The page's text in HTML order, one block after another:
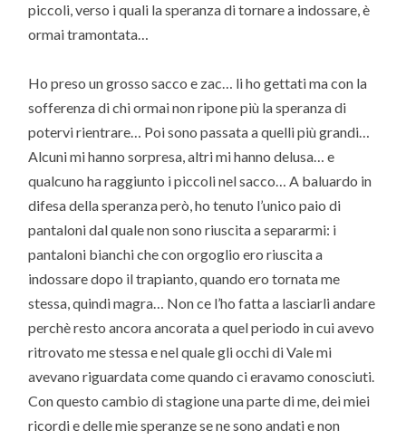
piccoli, verso i quali la speranza di tornare a indossare, è
ormai tramontata…
Ho preso un grosso sacco e zac… li ho gettati ma con la
sofferenza di chi ormai non ripone più la speranza di
potervi rientrare… Poi sono passata a quelli più grandi…
Alcuni mi hanno sorpresa, altri mi hanno delusa… e
qualcuno ha raggiunto i piccoli nel sacco… A baluardo in
difesa della speranza però, ho tenuto l’unico paio di
pantaloni dal quale non sono riuscita a separarmi: i
pantaloni bianchi che con orgoglio ero riuscita a
indossare dopo il trapianto, quando ero tornata me
stessa, quindi magra… Non ce l’ho fatta a lasciarli andare
perchè resto ancora ancorata a quel periodo in cui avevo
ritrovato me stessa e nel quale gli occhi di Vale mi
avevano riguardata come quando ci eravamo conosciuti.
Con questo cambio di stagione una parte di me, dei miei
ricordi e delle mie speranze se ne sono andati e non